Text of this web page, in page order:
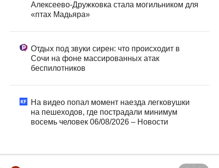
Алексеево-Дружковка стала могильником для
«птах Мадьяра»
Отдых под звуки сирен: что происходит в
Сочи на фоне массированных атак
беспилотников
На видео попал момент наезда легковушки
на пешеходов, где пострадали минимум
восемь человек 06/08/2026 – Новости